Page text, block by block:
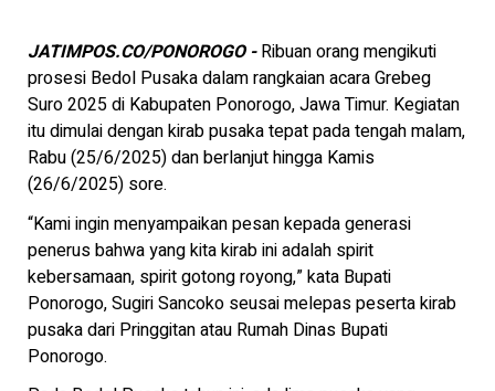
JATIMPOS.CO/PONOROGO - Ribuan orang mengikuti
prosesi Bedol Pusaka dalam rangkaian acara Grebeg
Suro 2025 di Kabupaten Ponorogo, Jawa Timur. Kegiatan
itu dimulai dengan kirab pusaka tepat pada tengah malam,
Rabu (25/6/2025) dan berlanjut hingga Kamis
(26/6/2025) sore.
“Kami ingin menyampaikan pesan kepada generasi
penerus bahwa yang kita kirab ini adalah spirit
kebersamaan, spirit gotong royong,” kata Bupati
Ponorogo, Sugiri Sancoko seusai melepas peserta kirab
pusaka dari Pringgitan atau Rumah Dinas Bupati
Ponorogo.